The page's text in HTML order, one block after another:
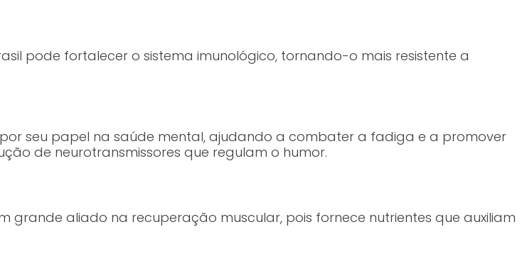
pode fortalecer o sistema imunológico, tornando-o mais resistente a
seu papel na saúde mental, ajudando a combater a fadiga e a promover
de neurotransmissores que regulam o humor.
grande aliado na recuperação muscular, pois fornece nutrientes que auxiliam